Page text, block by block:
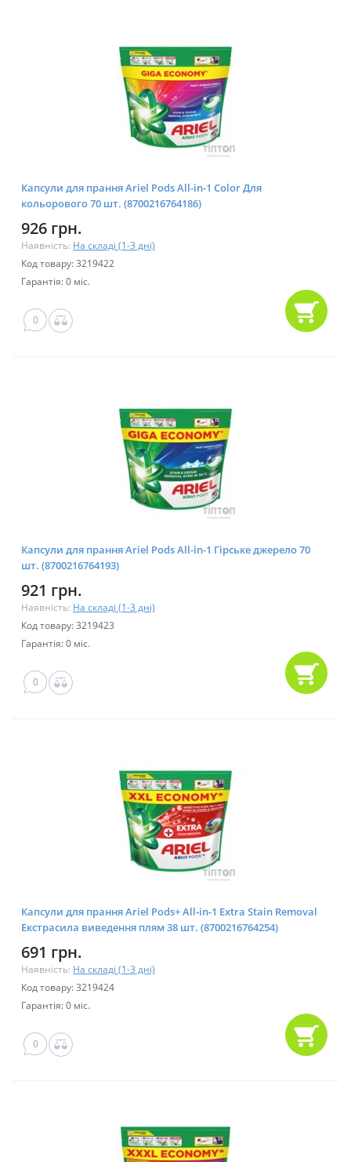
Капсули для прання Ariel Pods All-in-1 Color Для
кольорового 70 шт. (8700216764186)
926 грн.
Наявність: На складі (1-3 дні)
Код товару: 3219422
Гарантія: 0 міс.
0
Капсули для прання Ariel Pods All-in-1 Гірське джерело 70
шт. (8700216764193)
921 грн.
Наявність: На складі (1-3 дні)
Код товару: 3219423
Гарантія: 0 міс.
0
Капсули для прання Ariel Pods+ All-in-1 Extra Stain Removal
Екстрасила виведення плям 38 шт. (8700216764254)
691 грн.
Наявність: На складі (1-3 дні)
Код товару: 3219424
Гарантія: 0 міс.
0